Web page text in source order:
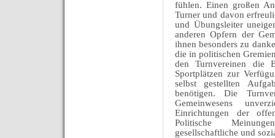
fühlen. Einen großen
Turner und davon
und Übungsleiter
anderen Opfern der
ihnen besonders zu
die in politischen
den Turnvereinen die
Sportplätzen zur
selbst gestellten
benötigen. Die
Gemeinwesens
Einrichtungen der
Politische
gesellschaftliche und